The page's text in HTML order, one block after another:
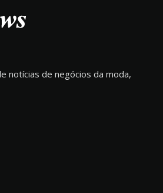
notícias de negócios da moda,